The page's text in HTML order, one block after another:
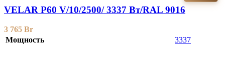
VELAR P60 V/10/2500/ 3337 Bт/RAL 9016
3 765 Br
Мощность
3337